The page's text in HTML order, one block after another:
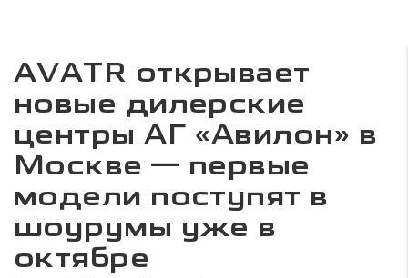
AVATR открывает
новые дилерские
центры АГ «Авилон» в
Москве — первые
модели поступят в
шоурумы уже в
октябре